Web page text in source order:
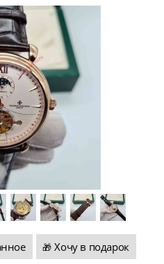
🎁 Хочу в подарок